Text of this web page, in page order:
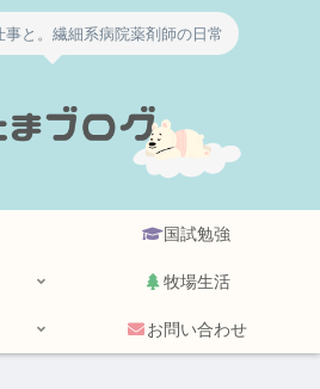
事と。繊細系病院薬剤師の日常
国試勉強
牧場生活
お問い合わせ